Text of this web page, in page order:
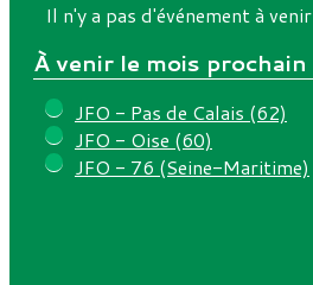
Il n'y a pas d'événement à venir
À venir le mois prochain
JFO - Pas de Calais (62)
JFO - Oise (60)
JFO - 76 (Seine-Maritime)